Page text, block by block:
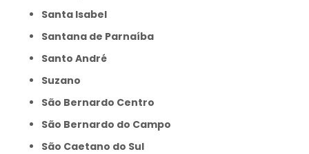
Santa Isabel
Santana de Parnaíba
Santo André
Suzano
São Bernardo Centro
São Bernardo do Campo
São Caetano do Sul